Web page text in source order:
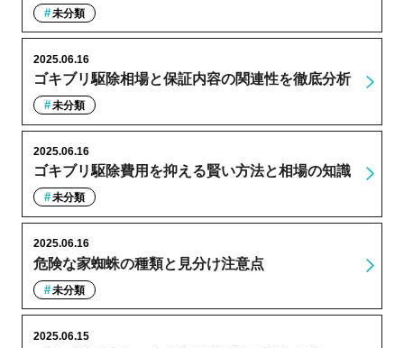
未分類
ゴキブリ駆除相場と保証内容の関連性を徹底分析
2025.06.16
未分類
ゴキブリ駆除費用を抑える賢い方法と相場の知識
2025.06.16
未分類
危険な家蜘蛛の種類と見分け注意点
2025.06.16
未分類
2025.06.15